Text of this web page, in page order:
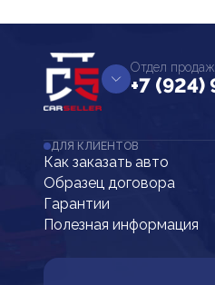
Отдел продаж
+7
ДЛЯ КЛИЕНТОВ
Как заказать авто
Образец договора
Гарантии
Полезная информация